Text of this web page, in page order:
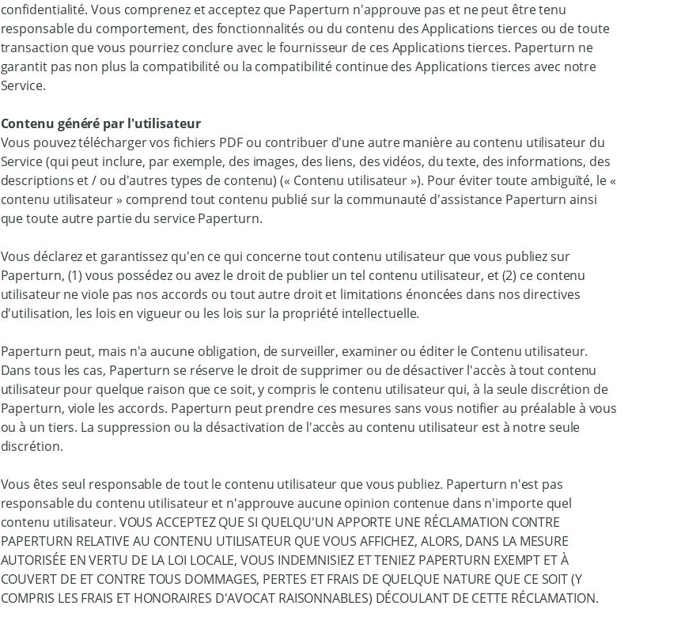
confidentialité. Vous comprenez et acceptez que Paperturn n'approuve pas et ne peut être tenu
responsable du comportement, des fonctionnalités ou du contenu des Applications tierces ou de toute
transaction que vous pourriez conclure avec le fournisseur de ces Applications tierces. Paperturn ne
garantit pas non plus la compatibilité ou la compatibilité continue des Applications tierces avec notre
Service.
Contenu généré par l'utilisateur
Vous pouvez télécharger vos fichiers PDF ou contribuer d'une autre manière au contenu utilisateur du
Service (qui peut inclure, par exemple, des images, des liens, des vidéos, du texte, des informations, des
descriptions et / ou d'autres types de contenu) (« Contenu utilisateur »). Pour éviter toute ambiguïté, le «
contenu utilisateur » comprend tout contenu publié sur la communauté d'assistance Paperturn ainsi
que toute autre partie du service Paperturn.
Vous déclarez et garantissez qu'en ce qui concerne tout contenu utilisateur que vous publiez sur
Paperturn, (1) vous possédez ou avez le droit de publier un tel contenu utilisateur, et (2) ce contenu
utilisateur ne viole pas nos accords ou tout autre droit et limitations énoncées dans nos directives
d'utilisation, les lois en vigueur ou les lois sur la propriété intellectuelle.
Paperturn peut, mais n'a aucune obligation, de surveiller, examiner ou éditer le Contenu utilisateur.
Dans tous les cas, Paperturn se réserve le droit de supprimer ou de désactiver l'accès à tout contenu
utilisateur pour quelque raison que ce soit, y compris le contenu utilisateur qui, à la seule discrétion de
Paperturn, viole les accords. Paperturn peut prendre ces mesures sans vous notifier au préalable à vous
ou à un tiers. La suppression ou la désactivation de l'accès au contenu utilisateur est à notre seule
discrétion.
Vous êtes seul responsable de tout le contenu utilisateur que vous publiez. Paperturn n'est pas
responsable du contenu utilisateur et n'approuve aucune opinion contenue dans n'importe quel
contenu utilisateur. VOUS ACCEPTEZ QUE SI QUELQU'UN APPORTE UNE RÉCLAMATION CONTRE
PAPERTURN RELATIVE AU CONTENU UTILISATEUR QUE VOUS AFFICHEZ, ALORS, DANS LA MESURE
AUTORISÉE EN VERTU DE LA LOI LOCALE, VOUS INDEMNISIEZ ET TENIEZ PAPERTURN EXEMPT ET À
COUVERT DE ET CONTRE TOUS DOMMAGES, PERTES ET FRAIS DE QUELQUE NATURE QUE CE SOIT (Y
COMPRIS LES FRAIS ET HONORAIRES D'AVOCAT RAISONNABLES) DÉCOULANT DE CETTE RÉCLAMATION.